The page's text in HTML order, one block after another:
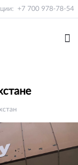
+7 700 978-78-54